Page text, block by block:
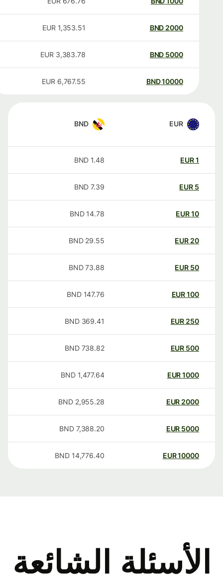
2000
BND
1,353.51
EUR
5000
BND
3,383.78
EUR
10000
BND
6,767.55
EUR
EUR
BND
EUR
1.48
BND
EUR
7.39
BND
EUR
14.78
BND
20
EUR
29.55
BND
50
EUR
73.88
BND
100
EUR
147.76
BND
250
EUR
369.41
BND
500
EUR
738.82
BND
1000
EUR
1,477.64
BND
2000
EUR
2,955.28
BND
5000
EUR
7,388.20
BND
10000
EUR
14,776.40
BND
الأسئلة الشائعة